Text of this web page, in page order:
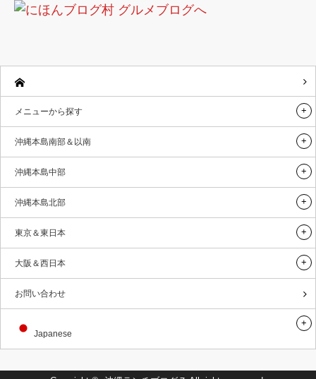
メニューから探す
沖縄本島南部＆以南
沖縄本島中部
沖縄本島北部
東京＆東日本
大阪＆西日本
お問い合わせ
Japanese